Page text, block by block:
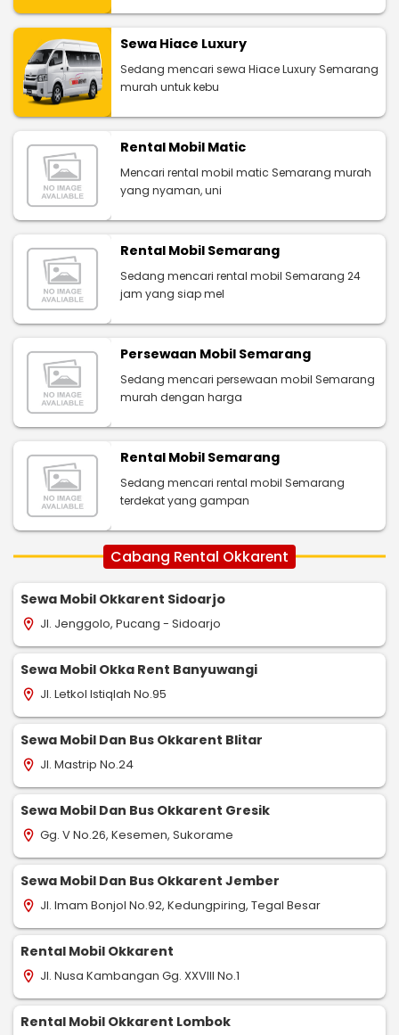
Sewa Hiace Luxury
Sedang mencari sewa Hiace Luxury Semarang
murah untuk kebu
Rental Mobil Matic
Mencari rental mobil matic Semarang murah
yang nyaman, uni
Rental Mobil Semarang
Sedang mencari rental mobil Semarang 24
jam yang siap mel
Persewaan Mobil Semarang
Sedang mencari persewaan mobil Semarang
murah dengan harga
Rental Mobil Semarang
Sedang mencari rental mobil Semarang
terdekat yang gampan
Cabang Rental Okkarent
Sewa Mobil Okkarent Sidoarjo
location_on Jl. Jenggolo, Pucang - Sidoarjo
Sewa Mobil Okka Rent Banyuwangi
location_on Jl. Letkol Istiqlah No.95
Sewa Mobil Dan Bus Okkarent Blitar
location_on Jl. Mastrip No.24
Sewa Mobil Dan Bus Okkarent Gresik
location_on Gg. V No.26, Kesemen, Sukorame
Sewa Mobil Dan Bus Okkarent Jember
location_on Jl. Imam Bonjol No.92, Kedungpiring, Tegal Besar
Rental Mobil Okkarent
location_on Jl. Nusa Kambangan Gg. XXVIII No.1
Rental Mobil Okkarent Lombok